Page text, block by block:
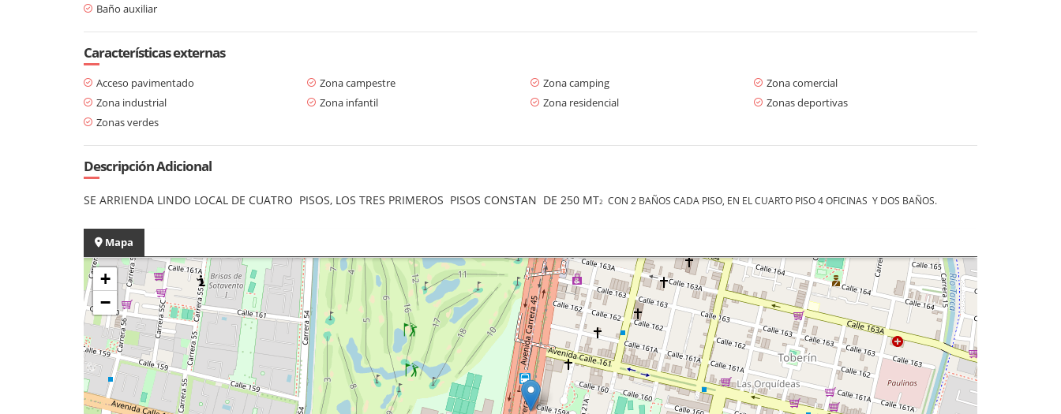
Baño auxiliar
Características externas
Acceso pavimentado Zona campestre Zona camping
Zona comercial
Zona industrial
Zona infantil Zona residencial
Zonas deportivas
Zonas verdes
Descripción Adicional
SE ARRIENDA LINDO LOCAL DE CUATRO PISOS, LOS TRES PRIMEROS PISOS CONSTAN DE 250 MT2 CON 2 BAÑOS CADA PISO, EN EL CUARTO PISO 4 OFICINAS Y DOS BAÑOS.
Mapa
+
−